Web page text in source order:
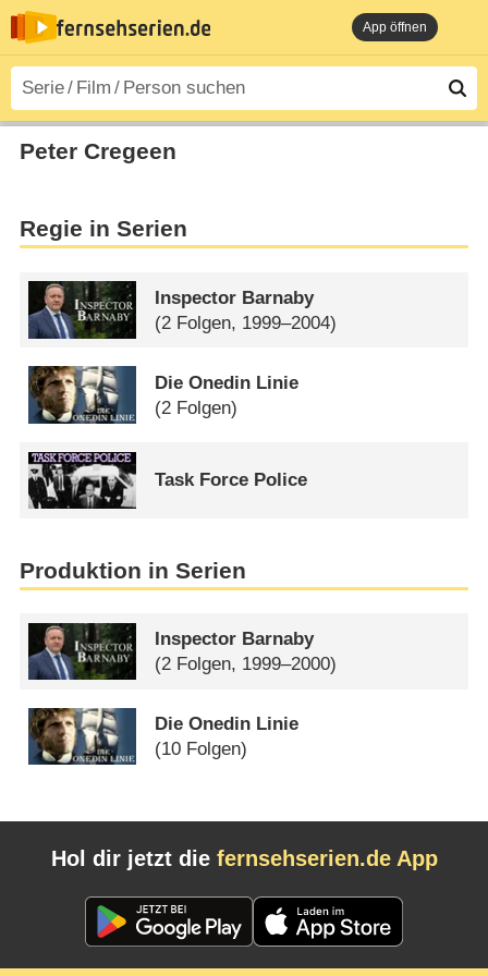
App öffnen
Peter Cregeen
Regie in Serien
Inspector Barnaby
(2 Folgen, 1999–2004)
Die Onedin Linie
(2 Folgen)
Task Force Police
Produktion in Serien
Inspector Barnaby
(2 Folgen, 1999–2000)
Die Onedin Linie
(10 Folgen)
Hol dir jetzt die fernsehserien.de App